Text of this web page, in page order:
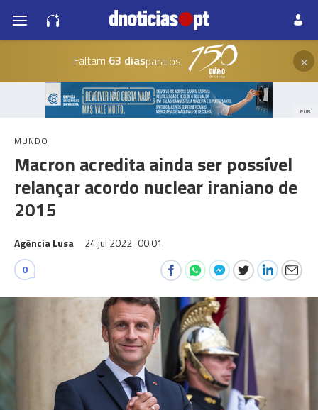
Faltam 63 diaspara os ×
PUB
MUNDO
Macron acredita ainda ser possível
relançar acordo nuclear iraniano de
2015
Agência Lusa 24 jul 2022 00:01
0